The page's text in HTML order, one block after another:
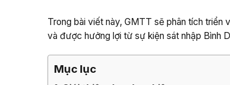
Trong bài viết này, GMTT sẽ phân tích triển
và được hưởng lợi từ sự kiện sát nhập Bình
Mục lục